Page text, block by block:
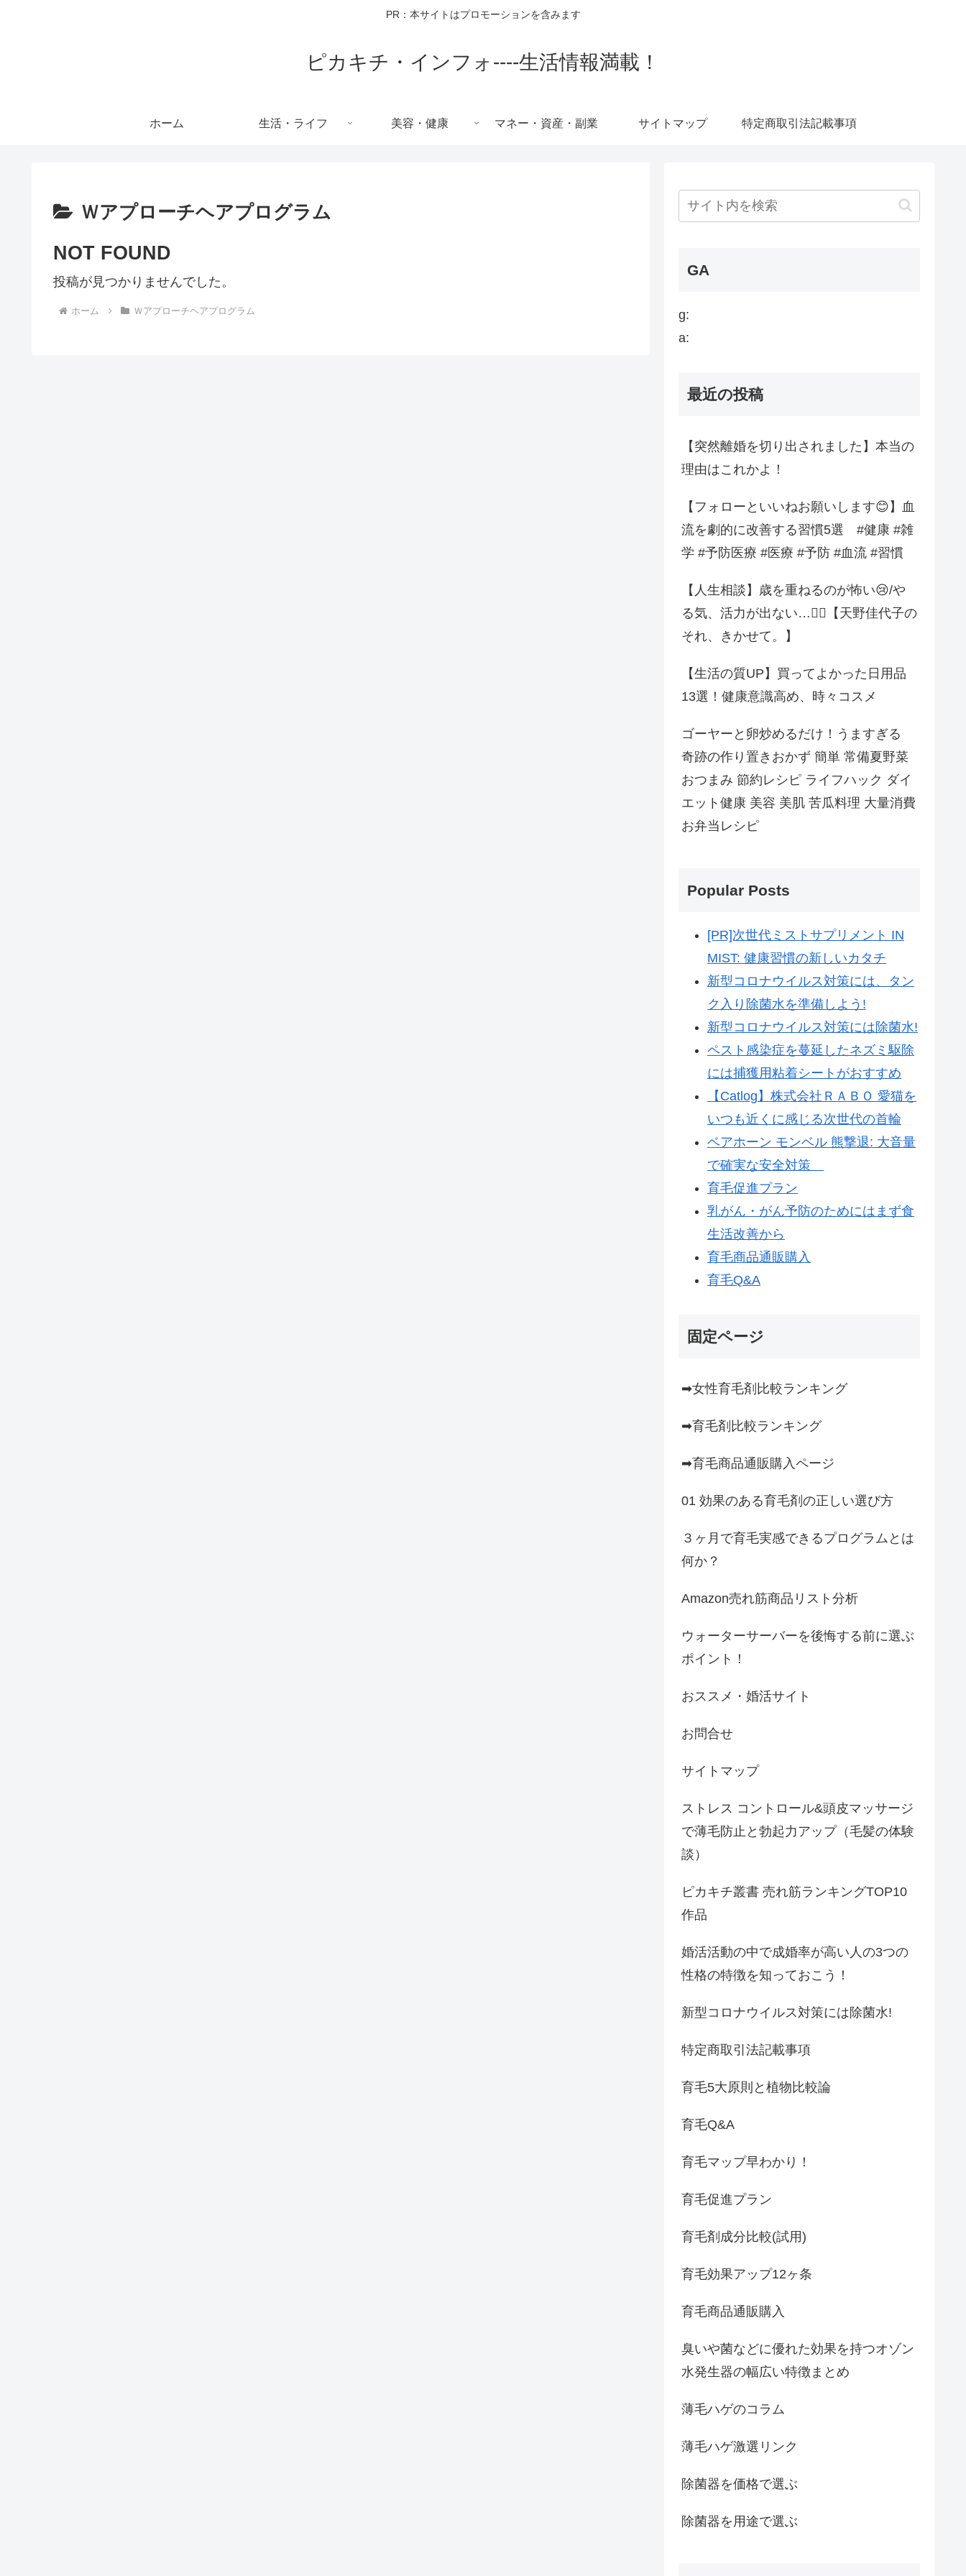
PR：本サイトはプロモーションを含みます
ピカキチ・インフォ----生活情報満載！
ホーム 生活・ライフ 美容・健康 マネー・資産・副業 サイトマップ 特定商取引法記載事項
Ｗアプローチヘアプログラム
NOT FOUND
投稿が見つかりませんでした。
ホーム Ｗアプローチヘアプログラム
GA
g:
a:
最近の投稿
【突然離婚を切り出されました】本当の
理由はこれかよ！
【フォローといいねお願いします😊】血
流を劇的に改善する習慣5選 #健康 #雑
学 #予防医療 #医療 #予防 #血流 #習慣
【人生相談】歳を重ねるのが怖い😢/や
る気、活力が出ない…😮‍💨【天野佳代子の
それ、きかせて。】
【生活の質UP】買ってよかった日用品
13選！健康意識高め、時々コスメ
ゴーヤーと卵炒めるだけ！うますぎる
奇跡の作り置きおかず 簡単 常備夏野菜
おつまみ 節約レシピ ライフハック ダイ
エット健康 美容 美肌 苦瓜料理 大量消費
お弁当レシピ
Popular Posts
[PR]次世代ミストサプリメント IN
MIST: 健康習慣の新しいカタチ
新型コロナウイルス対策には、タン
ク入り除菌水を準備しよう!
新型コロナウイルス対策には除菌水!
ペスト感染症を蔓延したネズミ駆除
には捕獲用粘着シートがおすすめ
【Catlog】株式会社ＲＡＢＯ 愛猫を
いつも近くに感じる次世代の首輪
ベアホーン モンベル 熊撃退: 大音量
で確実な安全対策
育毛促進プラン
乳がん・がん予防のためにはまず食
生活改善から
育毛商品通販購入
育毛Q&A
固定ページ
➡女性育毛剤比較ランキング
➡育毛剤比較ランキング
➡育毛商品通販購入ページ
01 効果のある育毛剤の正しい選び方
３ヶ月で育毛実感できるプログラムとは
何か？
Amazon売れ筋商品リスト分析
ウォーターサーバーを後悔する前に選ぶ
ポイント！
おススメ・婚活サイト
お問合せ
サイトマップ
ストレス コントロール&頭皮マッサージ
で薄毛防止と勃起力アップ（毛髪の体験
談）
ピカキチ叢書 売れ筋ランキングTOP10
作品
婚活活動の中で成婚率が高い人の3つの
性格の特徴を知っておこう！
新型コロナウイルス対策には除菌水!
特定商取引法記載事項
育毛5大原則と植物比較論
育毛Q&A
育毛マップ早わかり！
育毛促進プラン
育毛剤成分比較(試用)
育毛効果アップ12ヶ条
育毛商品通販購入
臭いや菌などに優れた効果を持つオゾン
水発生器の幅広い特徴まとめ
薄毛ハゲのコラム
薄毛ハゲ激選リンク
除菌器を価格で選ぶ
除菌器を用途で選ぶ